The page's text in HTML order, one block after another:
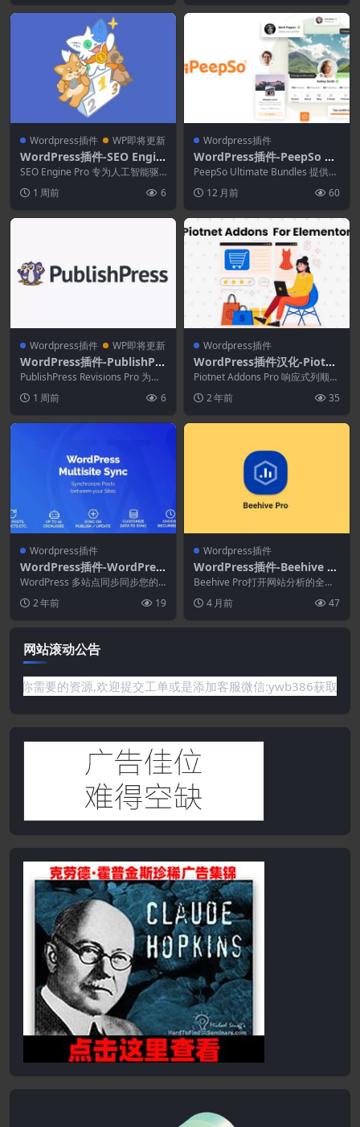
Wordpress插件 WP即将更新
WordPress插件-SEO Engin
e Pro 0.8.7
SEO Engine Pro 专为人工智能驱
代，聊天...
1 周前 6
Wordpress插件
WordPress插件-PeepSo Ul
timate Bundle 7.0.6.0–用户
资料和社区WordPress插件
PeepSo Ultimate Bundles 提供全
12 月前 60
Wordpress插件 WP即将更新
WordPress插件-PublishPre
ss Revisions Pro 3.9.2
PublishPress Revisions Pro 为用
1 周前 6
Wordpress插件
WordPress插件汉化-Piotne
t Addons Pro For Element
or Pro 7.1.27
Piotnet Addons Pro 响应式列顺序
2 年前 35
Wordpress插件
WordPress插件-WordPres
s Multisite Sync 1.1.13
WordPress 多站点同步同步您的
帖子、页面、产品等。 创建最多 1
0 个不...
2 年前 19
Wordpress插件
WordPress插件-Beehive Pr
o 3.5.2–分析仪表板WordPr
ess插件
Beehive Pro打开网站分析的全部
功能、可定制的 Google Analy...
4 月前 47
网站滚动公告
要的资源,欢迎提交工单或是添加客服微信:ywb386获取帮助！